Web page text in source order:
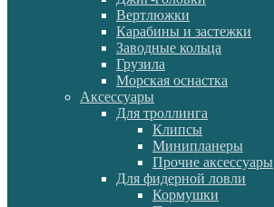
Вертлюжки
Карабины и застежки
Заводные кольца
Грузила
Морская оснастка
Аксессуары
Для троллинга
Клипсы
Минипланеры
Прочие аксессуары
Для фидерной ловли
Кормушки